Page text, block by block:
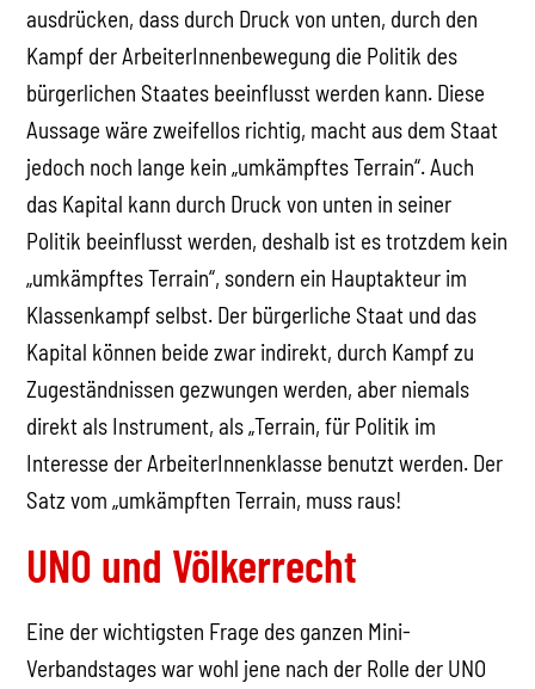
ausdrücken, dass durch Druck von unten, durch den
Kampf der ArbeiterInnenbewegung die Politik des
bürgerlichen Staates beeinflusst werden kann. Diese
Aussage wäre zweifellos richtig, macht aus dem Staat
jedoch noch lange kein „umkämpftes Terrain“. Auch
das Kapital kann durch Druck von unten in seiner
Politik beeinflusst werden, deshalb ist es trotzdem kein
„umkämpftes Terrain“, sondern ein Hauptakteur im
Klassenkampf selbst. Der bürgerliche Staat und das
Kapital können beide zwar indirekt, durch Kampf zu
Zugeständnissen gezwungen werden, aber niemals
direkt als Instrument, als „Terrain, für Politik im
Interesse der ArbeiterInnenklasse benutzt werden. Der
Satz vom „umkämpften Terrain, muss raus!
UNO und Völkerrecht
Eine der wichtigsten Frage des ganzen Mini-
Verbandstages war wohl jene nach der Rolle der UNO